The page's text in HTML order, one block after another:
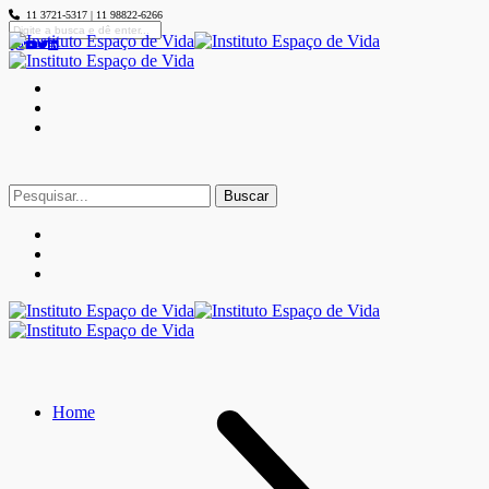
11 3721-5317 | 11 98822-6266
Buscar
por:
Home